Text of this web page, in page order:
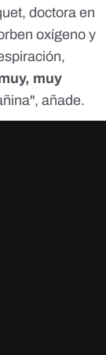
doctora en
oxígeno y
muy
añade.